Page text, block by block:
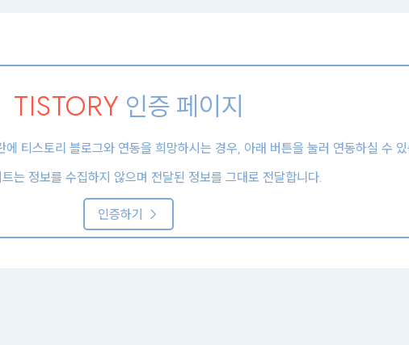
TISTORY 인증 페이지
티스토리 블로그와 연동을 희망하시는 경우, 아래 버튼을 눌러 연동하실 수 있
는 정보를 수집하지 않으며 전달된 정보를 그대로 전달합니다.
인증하기 →